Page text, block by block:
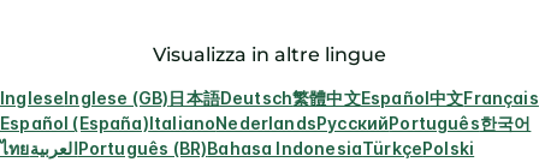
Visualizza in altre lingue
IngleseInglese (GB)日本語Deutsch繁體中文Español中文Français
Español (España)ItalianoNederlandsРусскийPortuguês한국어
ไทยالعربيةPortuguês (BR)Bahasa IndonesiaTürkçePolski